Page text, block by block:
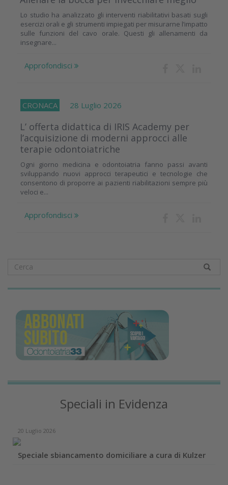
Lo studio ha analizzato gli interventi riabilitativi basati sugli
esercizi orali e gli strumenti impiegati per misurarne l’impatto
sulle funzioni del cavo orale. Questi gli allenamenti da
insegnare...
Approfondisci
CRONACA 28 Luglio 2026
L’ offerta didattica di IRIS Academy per
l’acquisizione di moderni approcci alle
terapie odontoiatriche
Ogni giorno medicina e odontoiatria fanno passi avanti
sviluppando nuovi approcci terapeutici e tecnologie che
consentono di proporre ai pazienti riabilitazioni sempre più
veloci e...
Approfondisci
Speciali in Evidenza
20 Luglio 2026
Speciale sbiancamento domiciliare a cura di Kulzer